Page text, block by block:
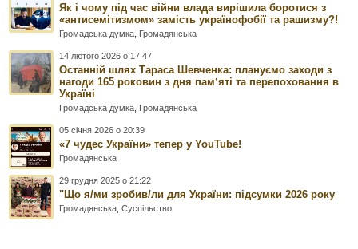
Як і чому під час війни влада вирішила боротися з
«антисемітизмом» замість українофобії та рашизму?!
Громадська думка Громадянська
14 лютого 2026 о 17:47
Останній шлях Тараса Шевченка: плануємо заходи з
нагоди 165 роковин з дня памʼяті та перепоховання в
Україні
Громадська думка Громадянська
05 січня 2026 о 20:39
«7 чудес України» тепер у YouTube!
Громадянська
29 грудня 2025 о 21:22
"Що я/ми зробив/ли для України: підсумки 2026 року
Громадянська ,Суспільство